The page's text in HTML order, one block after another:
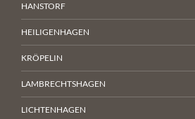
HANSTORF
HEILIGENHAGEN
KRÖPELIN
LAMBRECHTSHAGEN
LICHTENHAGEN